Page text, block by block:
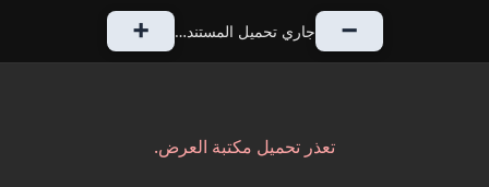
➖ جاري تحميل المستند… ➕
تعذر تحميل مكتبة العرض.